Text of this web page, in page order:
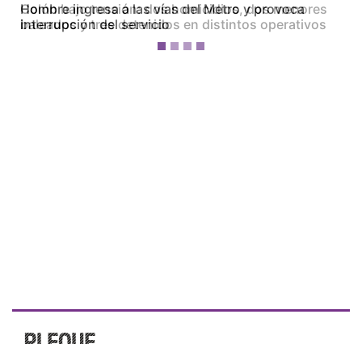
Colón bajo tensión: dos homicidios, dos menores
baleados y tres detenidos en distintos operativos